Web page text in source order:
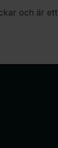
och är ett